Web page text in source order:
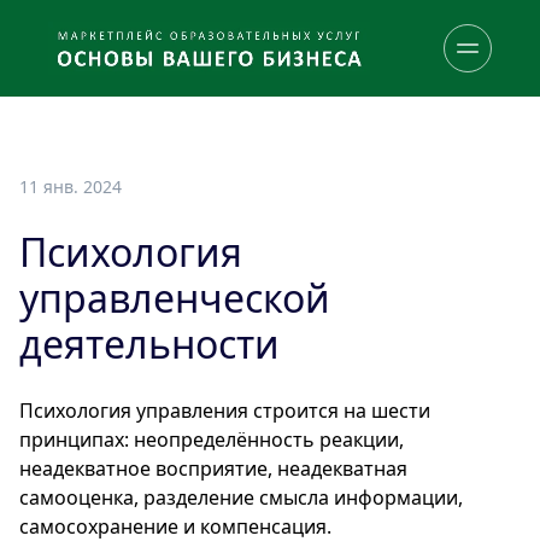
11 янв. 2024
Психология
управленческой
деятельности
Психология управления строится на шести
принципах: неопределённость реакции,
неадекватное восприятие, неадекватная
самооценка, разделение смысла информации,
самосохранение и компенсация.